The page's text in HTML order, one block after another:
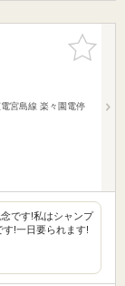
お気に入
りに追加
宮島線 楽々園電停
です!私はシャンプ
!一日要られます!